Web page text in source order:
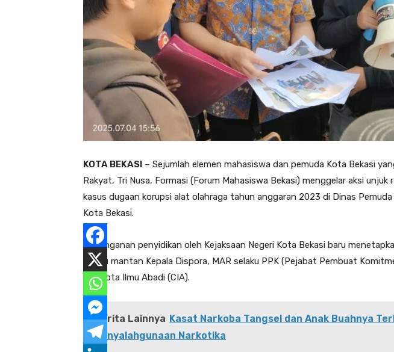
KOTA BEKASI – Sejumlah elemen mahasiswa dan pemuda Kota Bekasi
Rakyat, Tri Nusa, Formasi (Forum Mahasiswa Bekasi) menggelar aksi
kasus dugaan korupsi alat olahraga tahun anggaran 2023 di Dinas
Kota Bekasi.
Penanganan penyidikan oleh Kejaksaan Negeri Kota Bekasi baru
selaku mantan Kepala Dispora, MAR selaku PPK (Pejabat Pembuat
PT Cipta Ilmu Abadi (CIA).
Berita Lainnya Kasat Narkoba Tangsel dan Anak Buahnya
Penyalahgunaan Narkotika